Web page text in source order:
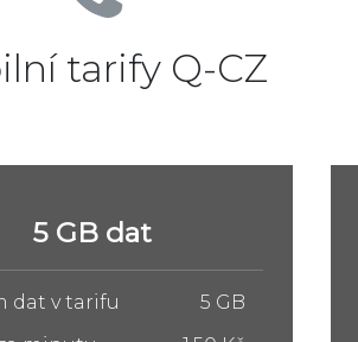
tarify Q-CZ
10 GB dat
dat v tarifu
10 GB